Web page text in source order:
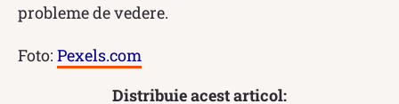
probleme de vedere.
Foto: Pexels.com
Distribuie acest articol: